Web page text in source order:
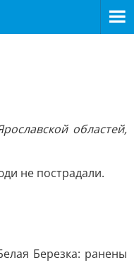
областей,
не пострадали.
Березка: ранены